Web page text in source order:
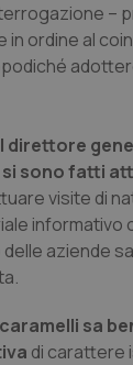
di
di
&
&
–
in ordine al
direttore
sono fatti
visite di
informativo
delle aziende
sa
di carattere